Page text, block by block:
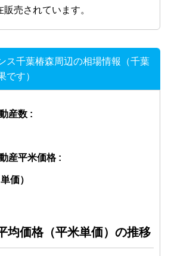
売されています。
ス千葉椿森周辺の相場情報（千葉
です）
産数 :
産平米価格 :
価）
均価格（平米単価）の推移